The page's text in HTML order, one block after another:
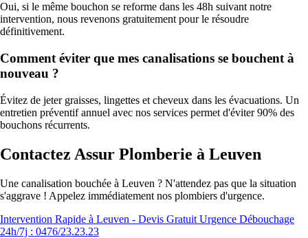
Oui, si le même bouchon se reforme dans les 48h suivant notre
intervention, nous revenons gratuitement pour le résoudre
définitivement.
Comment éviter que mes canalisations se bouchent à
nouveau ?
Évitez de jeter graisses, lingettes et cheveux dans les évacuations. Un
entretien préventif annuel avec nos services permet d'éviter 90% des
bouchons récurrents.
Contactez Assur Plomberie à Leuven
Une canalisation bouchée à Leuven ? N'attendez pas que la situation
s'aggrave ! Appelez immédiatement nos plombiers d'urgence.
Intervention Rapide à Leuven - Devis Gratuit Urgence Débouchage
24h/7j : 0476/23.23.23